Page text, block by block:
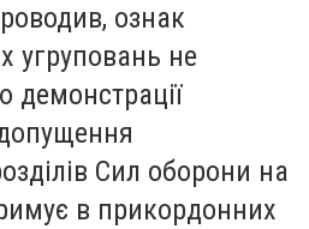
ознак
угруповань не
демонстрації
Сил оборони на
в прикордонних